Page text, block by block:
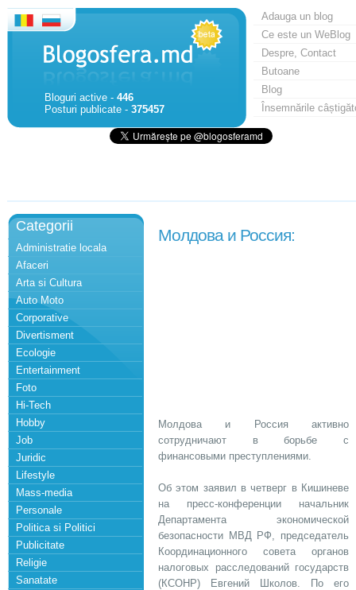
Bloguri active - 446
Posturi publicate - 375457
Adauga un blog
Ce este un WeBlog
Despre, Contact
Butoane
Blog
Însemnările
Categorii
Administratie locala
Afaceri
Arta si Cultura
Auto Moto
Corporative
Divertisment
Ecologie
Entertainment
Foto
Hi-Tech
Hobby
Job
Juridic
Lifestyle
Mass-media
Personale
Politica si Politici
Publicitate
Religie
Sanatate
Молдова и Россия:
Молдова и Россия активно
сотрудничают в борьбе с
финансовыми преступлениями.
Об этом заявил в четверг в Кишиневе
на пресс-конференции начальник
Департамента экономической
безопасности МВД РФ, председатель
Координационного совета органов
налоговых расследований государств
(КСОНР) Евгений Школов. По его